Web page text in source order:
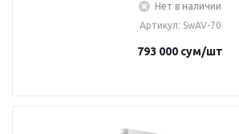
Нет в наличии
Артикул: SwAV-70
793 000 сум/шт